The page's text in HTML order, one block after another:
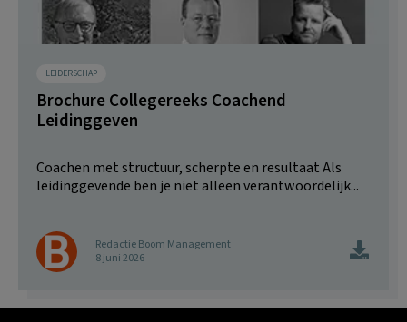
LEIDERSCHAP
Brochure Collegereeks Coachend
Leidinggeven
Coachen met structuur, scherpte en resultaat Als
leidinggevende ben je niet alleen verantwoordelijk...
Redactie Boom Management
8 juni 2026